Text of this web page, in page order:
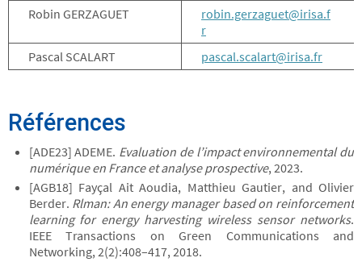
Robin GERZAGUET
robin.gerzaguet@irisa.f
r
Pascal SCALART
pascal.scalart@irisa.fr
Références
[ADE23] ADEME. Evaluation de l’impact environnemental du
numérique en France et analyse prospective, 2023.
[AGB18] Fayçal Ait Aoudia, Matthieu Gautier, and Olivier
Berder. Rlman: An energy manager based on reinforcement
learning for energy harvesting wireless sensor networks.
IEEE Transactions on Green Communications and
Networking, 2(2):408–417, 2018.